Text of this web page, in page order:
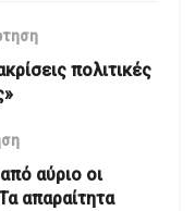
πολιτικές
αύριο οι
απαραίτητα